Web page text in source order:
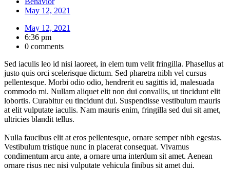
May 12, 2021
May 12, 2021
6:36 pm
0 comments
Sed iaculis leo id nisi laoreet, in elem tum velit fringilla. Phasellus at
justo quis orci scelerisque dictum. Sed pharetra nibh vel cursus
pellentesque. Morbi odio odio, hendrerit eu sagittis id, malesuada
commodo mi. Nullam aliquet elit non dui convallis, ut tincidunt elit
lobortis. Curabitur eu tincidunt dui. Suspendisse vestibulum mauris
at elit vulputate iaculis. Nam mauris enim, fringilla sed dui sit amet,
ultricies blandit tellus.
Nulla faucibus elit at eros pellentesque, ornare semper nibh egestas.
Vestibulum tristique nunc in placerat consequat. Vivamus
condimentum arcu ante, a ornare urna interdum sit amet. Aenean
ornare risus nec nisi vulputate vehicula finibus sit amet dui.